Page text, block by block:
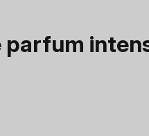
parfum